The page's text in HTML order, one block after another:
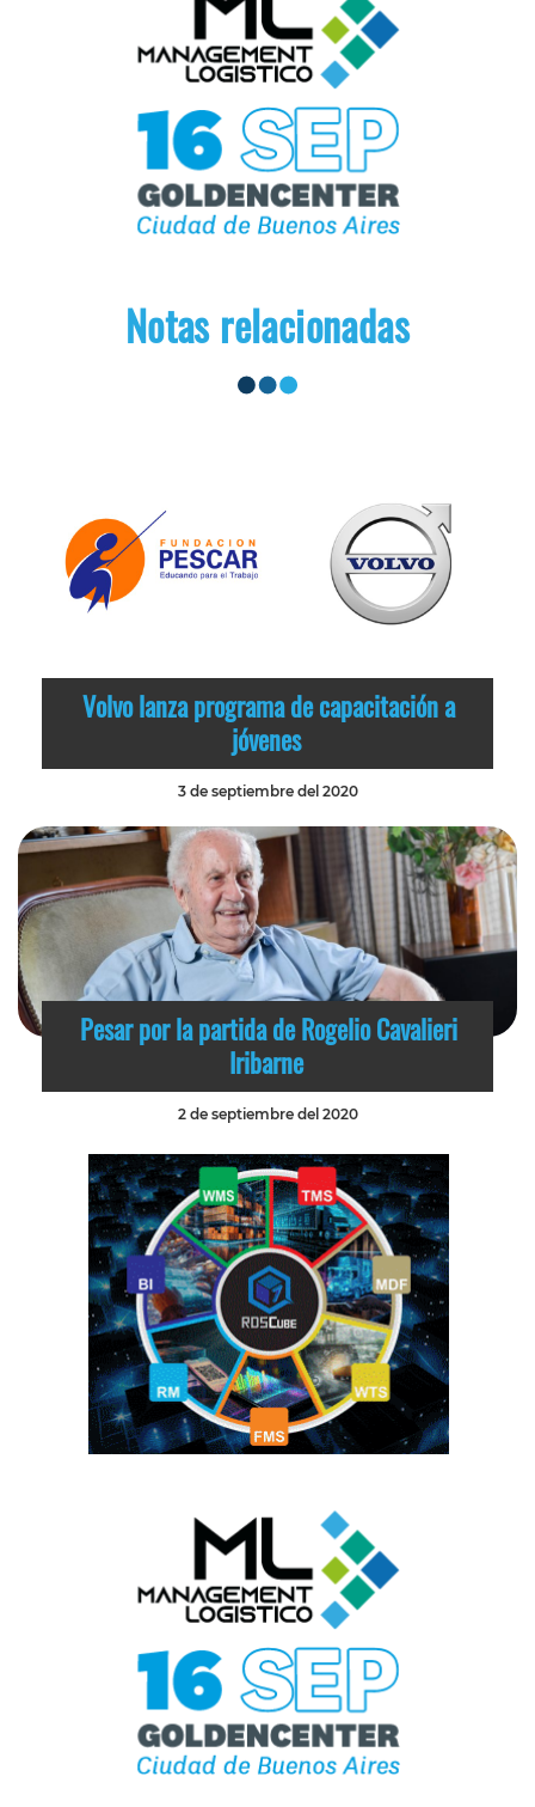
Notas relacionadas
Volvo lanza programa de capacitación a
jóvenes
3 de septiembre del 2020
Pesar por la partida de Rogelio Cavalieri
Iribarne
2 de septiembre del 2020